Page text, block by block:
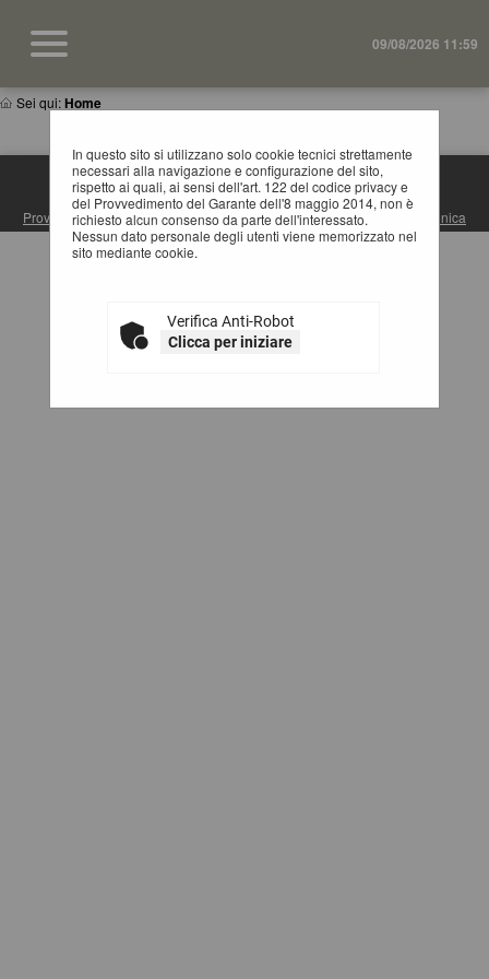
09/08/2026 11:59
Sei qui:Home
In questo sito si utilizzano solo cookie tecnici strettamente
necessari alla navigazione e configurazione del sito,
rispetto ai quali, ai sensi dell'art. 122 del codice privacy e
del Provvedimento del Garante dell'8 maggio 2014, non è
richiesto alcun consenso da parte dell'interessato.
Nessun dato personale degli utenti viene memorizzato nel
sito mediante cookie.
Verifica Anti-Robot
Clicca per iniziare
S.U.A. PROVINCIA DI MATERA
Provincia di Matera| Via Ridola, 60 - 75100 Matera (MT) |
Posta Elettronica
Certificata| Centralino: +39 0835 3061